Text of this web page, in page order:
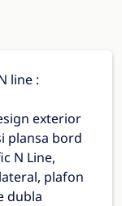
line :
exterior
plansa bord
N Line,
plafon
dubla